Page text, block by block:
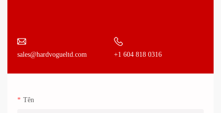
sales@hardvogueltd.com +1 604 818 0316
Tên